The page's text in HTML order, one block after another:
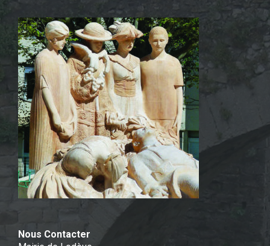
Nous Contacter